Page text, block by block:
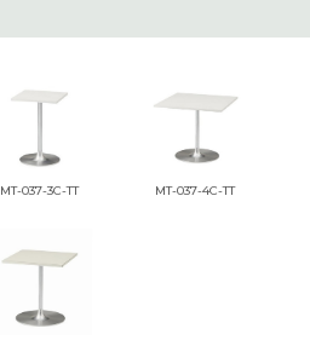
MT-037-3C-TT MT-037-4C-TT